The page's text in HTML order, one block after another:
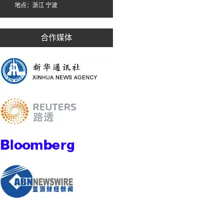
地点：浙江 宁波
合作媒体